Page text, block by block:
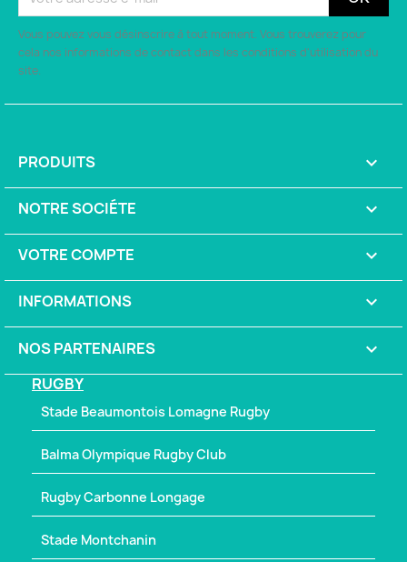
Vous pouvez vous désinscrire à tout moment. Vous trouverez pour
cela nos informations de contact dans les conditions d'utilisation du
site.
PRODUITS 
NOTRE SOCIÉTE 
VOTRE COMPTE 
INFORMATIONS keyboard_arrow_down
NOS PARTENAIRES 
RUGBY
Stade Beaumontois Lomagne Rugby
Balma Olympique Rugby Club
Rugby Carbonne Longage
Stade Montchanin